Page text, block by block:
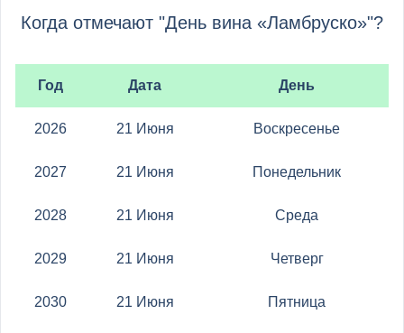
Когда отмечают "День вина «Ламбруско»"?
Год Дата День
2026 21 Июня Воскресенье
2027 21 Июня Понедельник
2028 21 Июня Среда
2029 21 Июня Четверг
2030 21 Июня Пятница